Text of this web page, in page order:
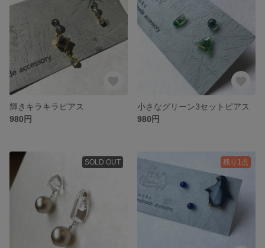
輝きキラキラピアス
980円
小さなグリーン3セットピアス
980円
SOLD OUT 残り1点